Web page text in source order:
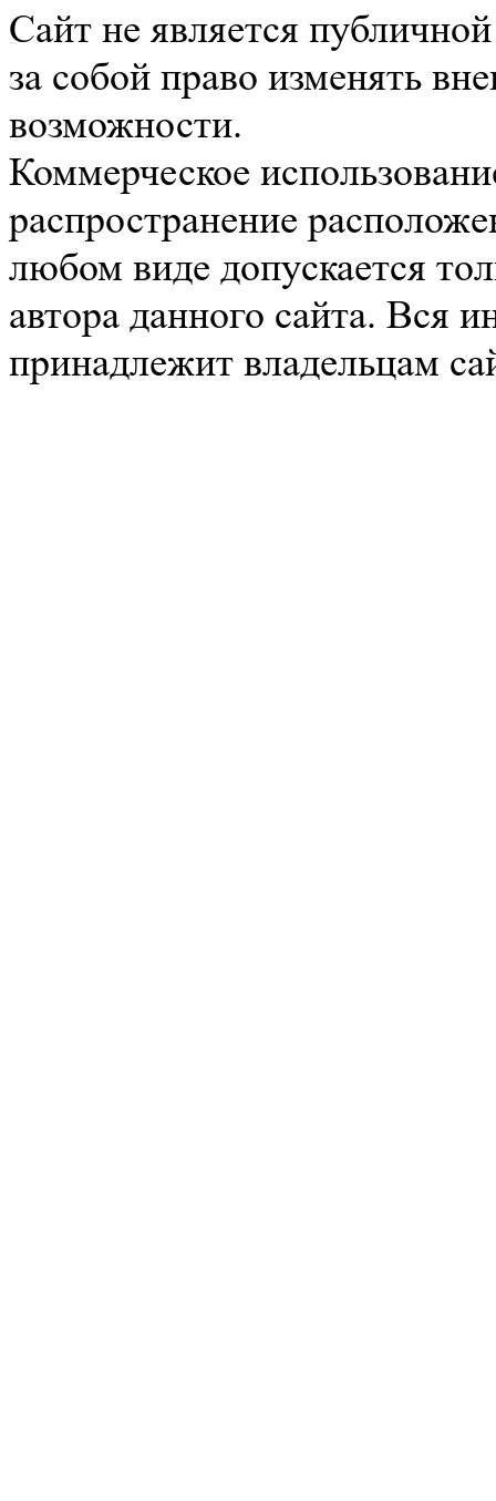
Сайт не является
за собой право изменять
возможности.
Коммерческое
распространение
любом виде допускается
автора данного сайта. Вся
принадлежит владельцам